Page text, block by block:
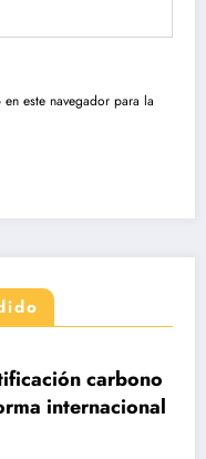
este navegador para la
carbono
internacional ISO